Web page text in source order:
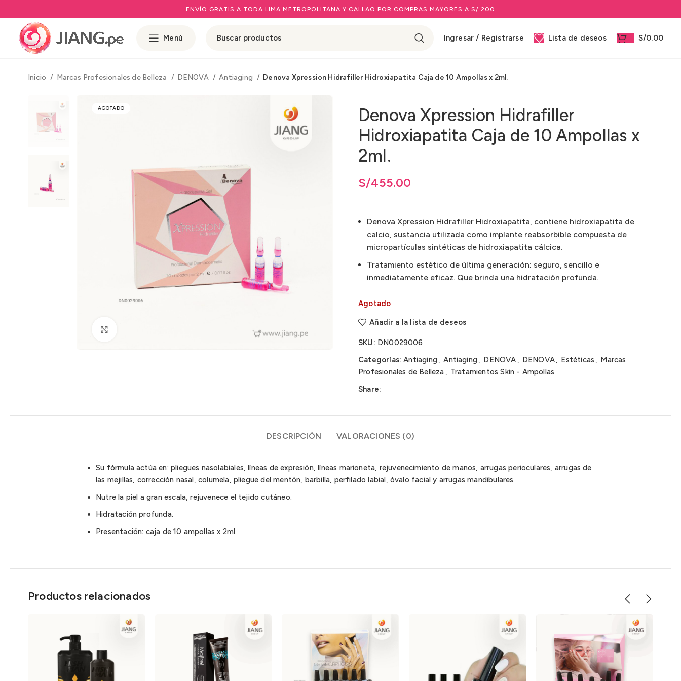
ENVÍO GRATIS A TODA LIMA METROPOLITANA Y CALLAO POR COMPRAS MAYORES A S/ 200
Menú Ingresar / Registrarse Lista de deseos S/0.00
Inicio Marcas Profesionales de Belleza DENOVA Antiaging Denova Xpression Hidrafiller Hidroxiapatita Caja de 10 Ampollas x 2ml.
AGOTADO
Denova Xpression Hidrafiller
Hidroxiapatita Caja de 10 Ampollas x
2ml.
S/455.00
Denova Xpression Hidrafiller Hidroxiapatita, contiene hidroxiapatita de
calcio, sustancia utilizada como implante reabsorbible compuesta de
micropartículas sintéticas de hidroxiapatita cálcica.
Tratamiento estético de última generación; seguro, sencillo e
inmediatamente eficaz. Que brinda una hidratación profunda.
Agotado
Añadir a la lista de deseos
SKU: DN0029006
Categorías: Antiaging, Antiaging, DENOVA , DENOVA, Estéticas , Marcas
Profesionales de Belleza , Tratamientos Skin - Ampollas
Share:
DESCRIPCIÓN VALORACIONES (0)
Su fórmula actúa en: pliegues nasolabiales, líneas de expresión, líneas marioneta, rejuvenecimiento de manos, arrugas perioculares, arrugas de
las mejillas, corrección nasal, columela, pliegue del mentón, barbilla, perfilado labial, óvalo facial y arrugas mandibulares.
Nutre la piel a gran escala, rejuvenece el tejido cutáneo.
Hidratación profunda.
Presentación: caja de 10 ampollas x 2ml.
Productos relacionados